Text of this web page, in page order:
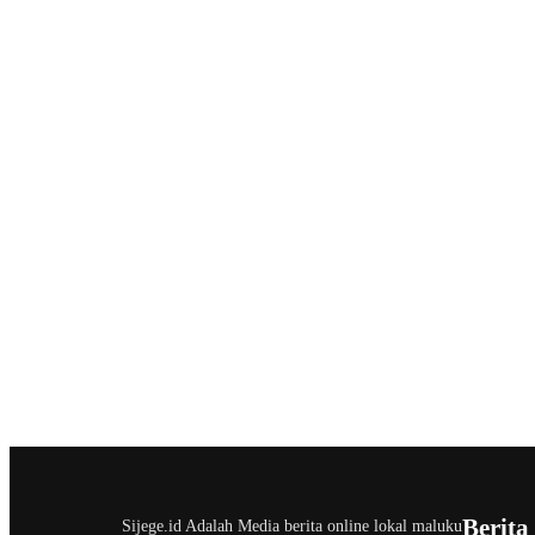
Sijege.id Adalah Media berita online lokal malukuBerita